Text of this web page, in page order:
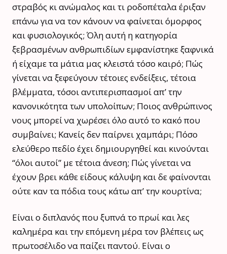
στραβός κι ανώμαλος και τι ροδοπέταλα έριξαν
επάνω για να τον κάνουν να φαίνεται όμορφος
και φυσιολογικός; Όλη αυτή η κατηγορία
ξεβρασμένων ανθρωπιδίων εμφανίστηκε ξαφνικά
ή είχαμε τα μάτια μας κλειστά τόσο καιρό; Πώς
γίνεται να ξεφεύγουν τέτοιες ενδείξεις, τέτοια
βλέμματα, τόσοι αντιπερισπασμοί απ’ την
κανονικότητα των υπολοίπων; Ποιος ανθρώπινος
νους μπορεί να χωρέσει όλο αυτό το κακό που
συμβαίνει; Κανείς δεν παίρνει χαμπάρι; Πόσο
ελεύθερο πεδίο έχει δημιουργηθεί και κινούνται
“όλοι αυτοί” με τέτοια άνεση; Πώς γίνεται να
έχουν βρει κάθε είδους κάλυψη και δε φαίνονται
ούτε καν τα πόδια τους κάτω απ’ την κουρτίνα;
Είναι ο διπλανός που ξυπνά το πρωί και λες
καλημέρα και την επόμενη μέρα τον βλέπεις ως
πρωτοσέλιδο να παίζει παντού. Είναι ο